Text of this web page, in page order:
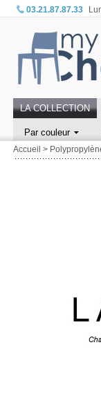
03.21.87.87.33
LA COLLECTION
Par couleur
Accueil >